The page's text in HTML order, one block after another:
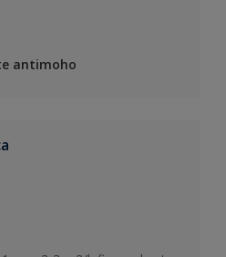
antimoho